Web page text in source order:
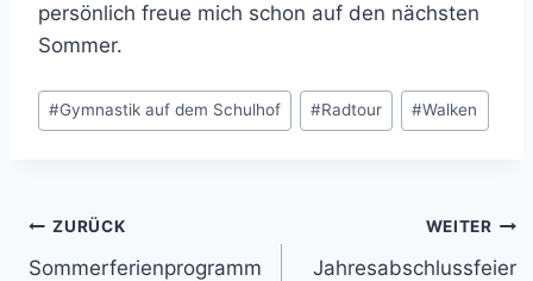
persönlich freue mich schon auf den nächsten
Sommer.
Schlagworte:
#Gymnastik auf dem Schulhof #Radtour #Walken
Beitragsnavigation
ZURÜCK
Sommerferienprogramm
WEITER
Jahresabschlussfeier